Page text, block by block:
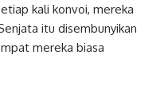
kali konvoi, mereka
itu disembunyikan
mereka biasa